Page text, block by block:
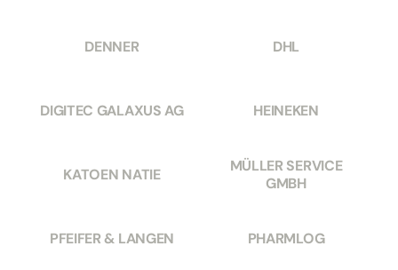
DENNER DHL
DIGITEC GALAXUS AG HEINEKEN
KATOEN NATIE
MÜLLER SERVICE
GMBH
PFEIFER & LANGEN PHARMLOG